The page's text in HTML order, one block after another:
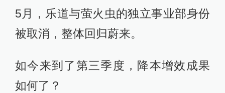
5月，乐道与萤火虫的独立事业部身份
被取消，整体回归蔚来。
如今来到了第三季度，降本增效成果
如何了？